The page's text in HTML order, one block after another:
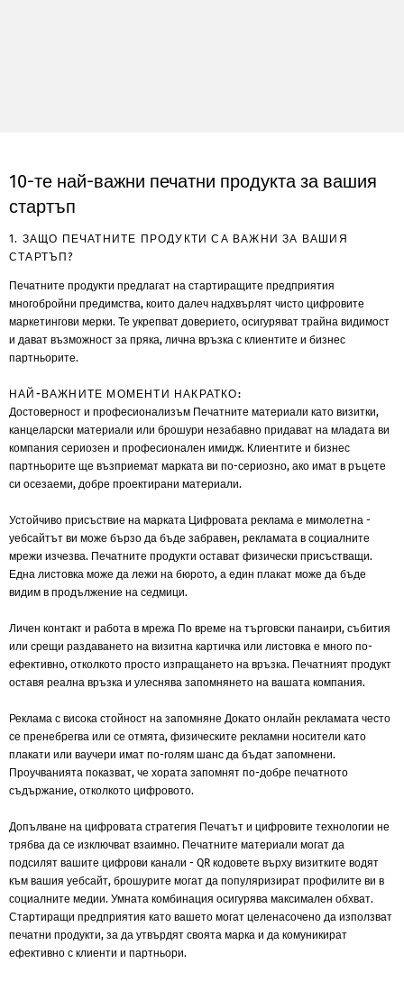
10-те най-важни печатни продукта за вашия
стартъп
1. ЗАЩО ПЕЧАТНИТЕ ПРОДУКТИ СА ВАЖНИ ЗА ВАШИЯ
СТАРТЪП?
Печатните продукти предлагат на стартиращите предприятия
многобройни предимства, които далеч надхвърлят чисто цифровите
маркетингови мерки. Те укрепват доверието, осигуряват трайна видимост
и дават възможност за пряка, лична връзка с клиентите и бизнес
партньорите.
НАЙ-ВАЖНИТЕ МОМЕНТИ НАКРАТКО:
Достоверност и професионализъм Печатните материали като визитки,
канцеларски материали или брошури незабавно придават на младата ви
компания сериозен и професионален имидж. Клиентите и бизнес
партньорите ще възприемат марката ви по-сериозно, ако имат в ръцете
си осезаеми, добре проектирани материали.
Устойчиво присъствие на марката Цифровата реклама е мимолетна -
уебсайтът ви може бързо да бъде забравен, рекламата в социалните
мрежи изчезва. Печатните продукти остават физически присъстващи.
Една листовка може да лежи на бюрото, а един плакат може да бъде
видим в продължение на седмици.
Личен контакт и работа в мрежа По време на търговски панаири, събития
или срещи раздаването на визитна картичка или листовка е много по-
ефективно, отколкото просто изпращането на връзка. Печатният продукт
оставя реална връзка и улеснява запомнянето на вашата компания.
Реклама с висока стойност на запомняне Докато онлайн рекламата често
се пренебрегва или се отмята, физическите рекламни носители като
плакати или ваучери имат по-голям шанс да бъдат запомнени.
Проучванията показват, че хората запомнят по-добре печатното
съдържание, отколкото цифровото.
Допълване на цифровата стратегия Печатът и цифровите технологии не
трябва да се изключват взаимно. Печатните материали могат да
подсилят вашите цифрови канали - QR кодовете върху визитките водят
към вашия уебсайт, брошурите могат да популяризират профилите ви в
социалните медии. Умната комбинация осигурява максимален обхват.
Стартиращи предприятия като вашето могат целенасочено да използват
печатни продукти, за да утвърдят своята марка и да комуникират
ефективно с клиенти и партньори.